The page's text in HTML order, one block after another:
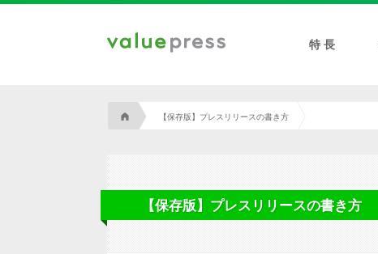
特 長
A 【保存版】プレスリリースの書き方
【保存版】プレスリリースの書き方